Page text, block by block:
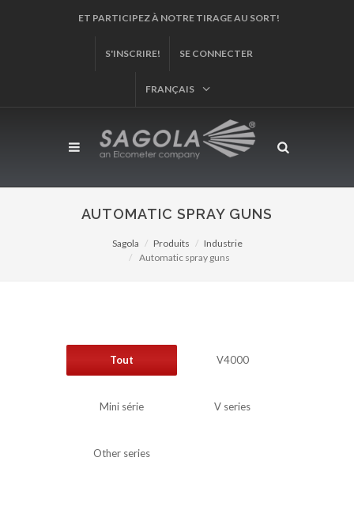
ENREGISTREZ VOTRE PRODUIT!
S'INSCRIRE! SE CONNECTER
FRANÇAIS
AUTOMATIC SPRAY GUNS
Sagola Produits
Industrie
Automatic spray guns
Tout V4000
Mini série V series
Other series